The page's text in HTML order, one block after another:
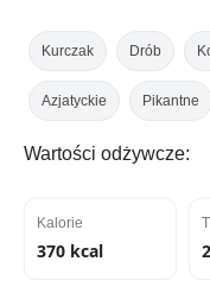
Kurczak Drób
Azjatyckie Pikantne
Wartości odżywcze:
Kalorie
370 kcal